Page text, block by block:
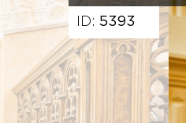
ID: 5393